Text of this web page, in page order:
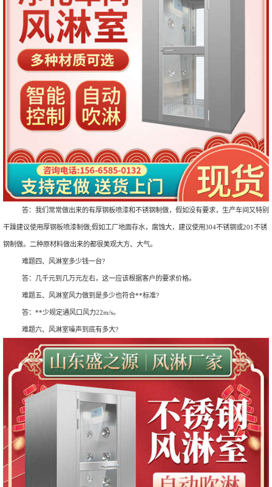
答：我们常常做出来的有厚钢板喷漆和不锈钢制做，假如没有要求，生产车间又特别
干躁建议使用厚钢板喷漆制做;假如工厂地面存水，腐蚀大，建议使用304不锈钢或201不锈
钢制做。二种原材料做出来的都很美观大方、大气。
难题四、风淋室多少钱一台?
答：几千元到几万元左右，这一应该根据客户的要求价格。
难题五、风淋室风力做到是多少也符合**标准?
答：**少规定通风口风力22m/s。
难题六、风淋室噪声到底有多大?